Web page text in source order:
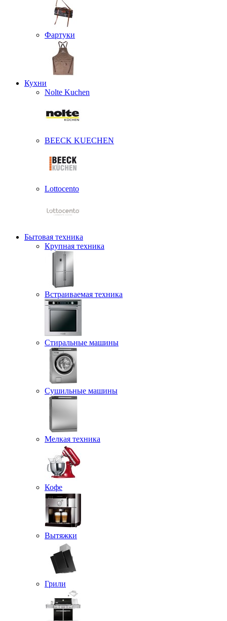
Фартуки
Кухни
Nolte Kuchen
BEECK KUECHEN
Lottocento
Бытовая техника
Крупная техника
Встраиваемая техника
Стиральные машины
Сушильные машины
Мелкая техника
Кофе
Вытяжки
Грили